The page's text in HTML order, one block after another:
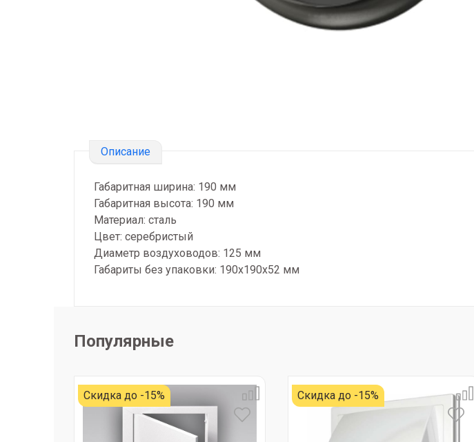
Описание
Габаритная ширина: 190 мм
Габаритная высота: 190 мм
Материал: сталь
Цвет: серебристый
Диаметр воздуховодов: 125 мм
Габариты без упаковки: 190х190х52 мм
Популярные
Скидка до -15% Скидка до -15%